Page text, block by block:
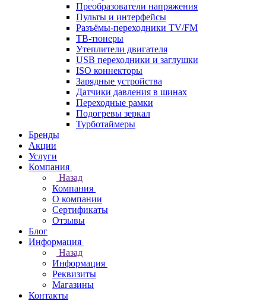
Преобразователи напряжения
Пульты и интерфейсы
Разъёмы-переходники TV/FM
ТВ-тюнеры
Утеплители двигателя
USB переходники и заглушки
ISO коннекторы
Зарядные устройства
Датчики давления в шинах
Переходные рамки
Подогревы зеркал
Турботаймеры
Бренды
Акции
Услуги
Компания
Назад
Компания
О компании
Сертификаты
Отзывы
Блог
Информация
Назад
Информация
Реквизиты
Магазины
Контакты